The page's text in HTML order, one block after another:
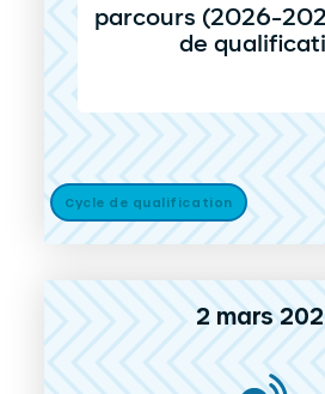
parcours (2026-
de
Cycle de qualification
2 mars